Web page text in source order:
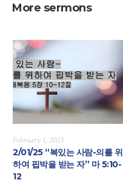
More sermons
February 1, 2025
2/01/25 “복있는 사람-의를 위
하여 핍박을 받는 자” 마 5:10-
12